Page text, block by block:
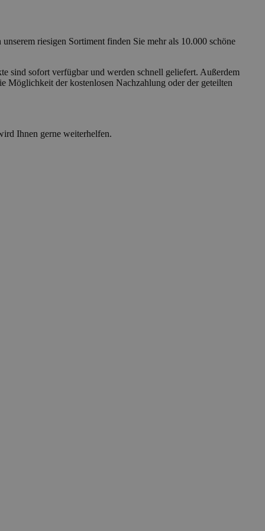
riesigen Sortiment finden Sie mehr als 10.000 schöne
sind sofort verfügbar und werden schnell geliefert. Außerdem
Möglichkeit der kostenlosen Nachzahlung oder der geteilten
Ihnen gerne weiterhelfen.